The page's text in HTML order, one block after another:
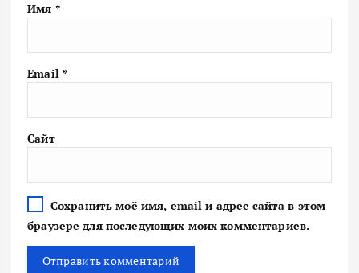
Имя *
Email *
Сайт
Сохранить моё имя, email и адрес сайта в этом
браузере для последующих моих комментариев.